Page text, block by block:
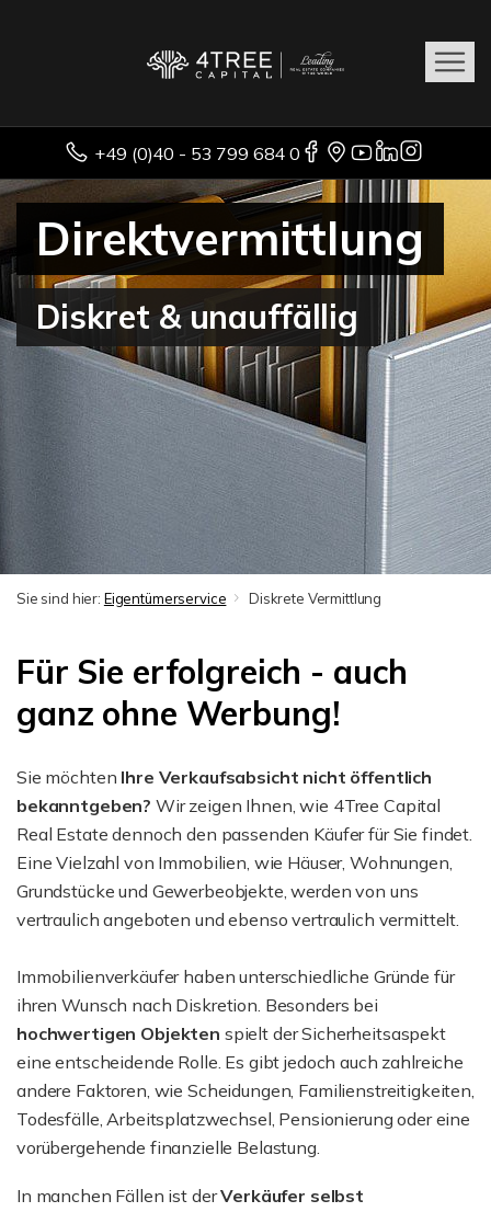
+49 (0)40 - 53 799 684 0
Direktvermittlung
Diskret & unauffällig
Sie sind hier: Eigentümerservice Diskrete Vermittlung
Für Sie erfolgreich - auch
ganz ohne Werbung!
Sie möchten Ihre Verkaufsabsicht nicht öffentlich
bekanntgeben? Wir zeigen Ihnen, wie 4Tree Capital
Real Estate dennoch den passenden Käufer für Sie findet.
Eine Vielzahl von Immobilien, wie Häuser, Wohnungen,
Grundstücke und Gewerbeobjekte, werden von uns
vertraulich angeboten und ebenso vertraulich vermittelt.
Immobilienverkäufer haben unterschiedliche Gründe für
ihren Wunsch nach Diskretion. Besonders bei
hochwertigen Objekten spielt der Sicherheitsaspekt
eine entscheidende Rolle. Es gibt jedoch auch zahlreiche
andere Faktoren, wie Scheidungen, Familienstreitigkeiten,
Todesfälle, Arbeitsplatzwechsel, Pensionierung oder eine
vorübergehende finanzielle Belastung.
In manchen Fällen ist derVerkäufer selbst